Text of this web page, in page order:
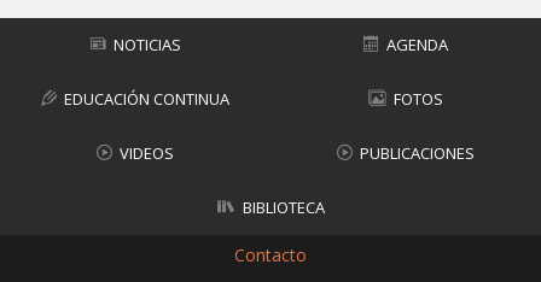
NOTICIAS AGENDA
EDUCACIÓN CONTINUA FOTOS
VIDEOS PUBLICACIONES
BIBLIOTECA
Contacto